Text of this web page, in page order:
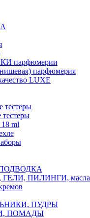
парфюмерии
парфюмерия
LUXE
тестеры
ml
ПИЛИНГИ, масла
ПУДРЫ
ПОМАДЫ